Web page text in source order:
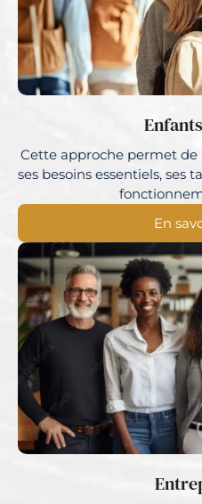
Cette approche permet de
ses besoins essentiels, ses
En